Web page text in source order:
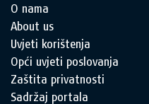
O nama
About us
Uvjeti korištenja
Opći uvjeti poslovanja
Zaštita privatnosti
Sadržaj portala